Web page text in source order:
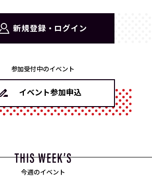
新規登録・ログイン
参加受付中のイベント
イベント参加申込
今週のイベント